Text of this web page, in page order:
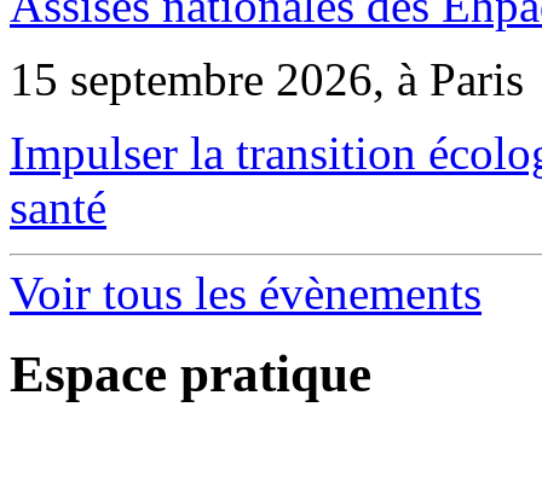
15 septembre 2026, à Paris
Impulser la transition
santé
Voir tous les évènements
Espace pratique